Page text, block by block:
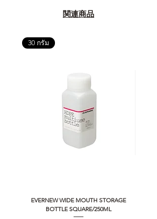
関連商品
30 กรัม
EVERNEW WIDE MOUTH STORAGE
BOTTLE SQUARE/250ML